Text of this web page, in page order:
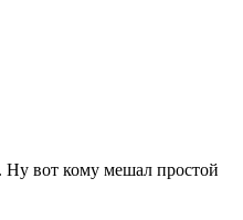
Ну вот кому мешал простой